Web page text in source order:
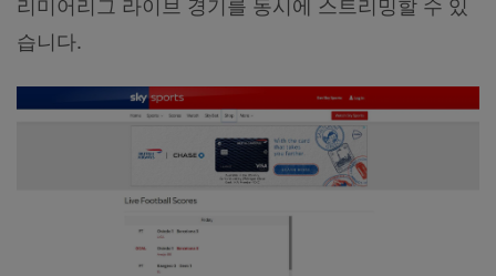
리미어리그 라이브 경기를 동시에 스트리밍할 수 있
습니다.